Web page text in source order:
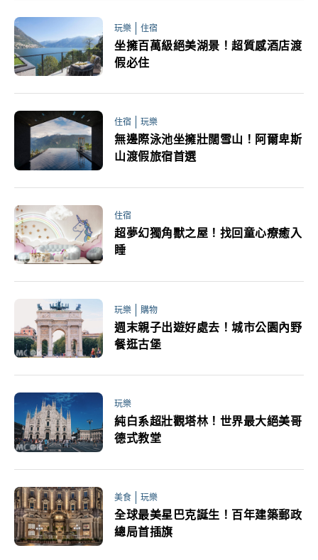
玩樂 住宿
坐擁百萬級絕美湖景！超質感酒店渡
假必住
住宿 玩樂
無邊際泳池坐擁壯闊雪山！阿爾卑斯
山渡假旅宿首選
住宿
超夢幻獨角獸之屋！找回童心療癒入
睡
玩樂 購物
週末親子出遊好處去！城市公園內野
餐逛古堡
玩樂
純白系超壯觀塔林！世界最大絕美哥
德式教堂
美食 玩樂
全球最美星巴克誕生！百年建築郵政
總局首插旗